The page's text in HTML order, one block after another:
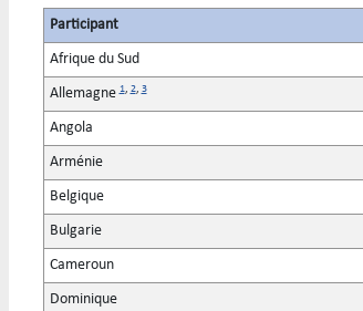
Participant
Afrique du Sud
Allemagne1, 2, 3
Angola
Arménie
Belgique
Bulgarie
Cameroun
Dominique